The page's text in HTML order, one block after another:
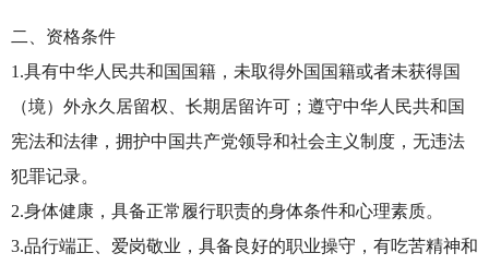
二、资格条件
1.具有中华人民共和国国籍，未取得外国国籍或者未获得国
（境）外永久居留权、长期居留许可；遵守中华人民共和国
宪法和法律，拥护中国共产党领导和社会主义制度，无违法
犯罪记录。
2.身体健康，具备正常履行职责的身体条件和心理素质。
3.品行端正、爱岗敬业，具备良好的职业操守，有吃苦精神和